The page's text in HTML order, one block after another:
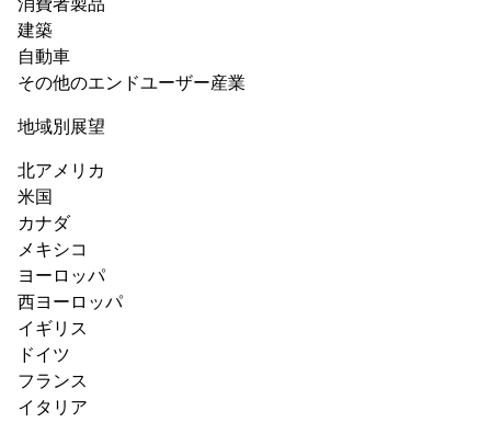
消費者製品
建築
自動車
その他のエンドユーザー産業
地域別展望
北アメリカ
米国
カナダ
メキシコ
ヨーロッパ
西ヨーロッパ
イギリス
ドイツ
フランス
イタリア